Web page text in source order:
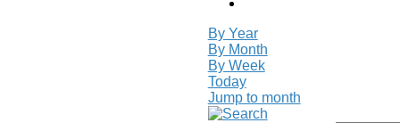
By Year
By Month
By Week
Today
Jump to month